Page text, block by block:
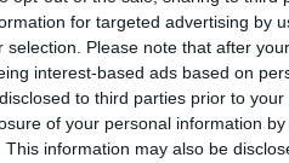
for targeted advertising by
selection. Please note that after
interest-based ads based on
to third parties prior to
of your personal information
This information may also be
Jelszó
Regisztráció
szaknévsora